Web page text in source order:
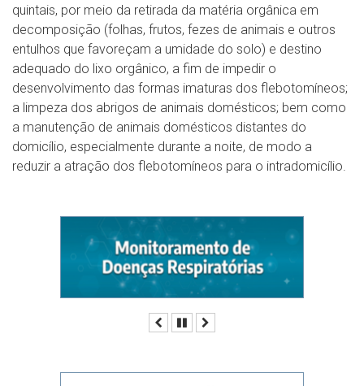
quintais, por meio da retirada da matéria orgânica em
decomposição (folhas, frutos, fezes de animais e outros
entulhos que favoreçam a umidade do solo) e destino
adequado do lixo orgânico, a fim de impedir o
desenvolvimento das formas imaturas dos flebotomíneos;
a limpeza dos abrigos de animais domésticos; bem como
a manutenção de animais domésticos distantes do
domicílio, especialmente durante a noite, de modo a
reduzir a atração dos flebotomíneos para o intradomicílio.
AnteriorPausar